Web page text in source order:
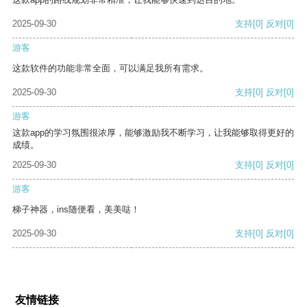
2025-09-30 支持[0] 反对[0]
游客
这款软件的功能非常全面，可以满足我所有需求。
2025-09-30 支持[0] 反对[0]
游客
这款app的学习氛围很浓厚，能够激励我不断学习，让我能够取得更好的
成绩。
2025-09-30
支持[0] 反对[0]
游客
梯子神器，ins随便看，美美哒！
2025-09-30 支持[0] 反对[0]
友情链接